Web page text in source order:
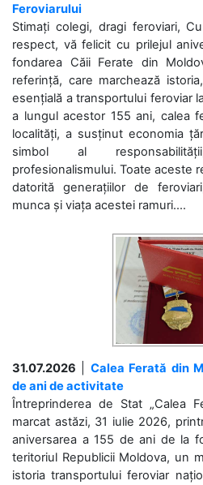
Feroviarului
Stimați colegi, dragi feroviari,
respect, vă felicit cu prilejul
fondarea Căii Ferate din
referință, care marchează
esențială a transportului feroviar
a lungul acestor 155 ani, calea
localități, a susținut economia
simbol al
profesionalismului. Toate aceste
datorită generațiilor de
munca și viața acestei ramuri....
31.07.2026
Calea Ferată din
de ani de activitate
Întreprinderea de Stat „Calea
marcat astăzi, 31 iulie 2026,
aniversarea a 155 de ani de la
teritoriul Republicii Moldova, un
istoria transportului feroviar